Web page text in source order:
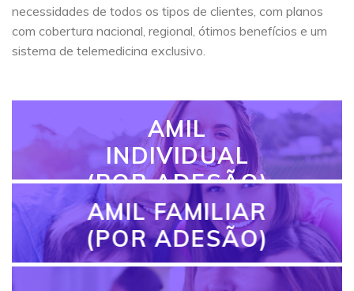
necessidades de todos os tipos de clientes, com planos
com cobertura nacional, regional, ótimos benefícios e um
sistema de telemedicina exclusivo.
AMIL
INDIVIDUAL
(POR ADESÃO)
AMIL FAMILIAR
(POR ADESÃO)